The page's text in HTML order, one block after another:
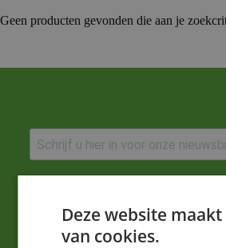
Geen producten gevonden die aan je
Versturen
Deze website
van cookies.